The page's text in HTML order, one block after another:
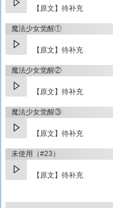
【原文】待补充
魔法少女觉醒①
【原文】待补充
魔法少女觉醒②
【原文】待补充
魔法少女觉醒③
【原文】待补充
未使用（#23）
【原文】待补充